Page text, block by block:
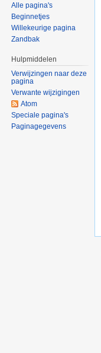
Alle pagina's
Beginnetjes
Willekeurige pagina
Zandbak
Hulpmiddelen
Verwijzingen naar deze
pagina
Verwante wijzigingen
Atom
Speciale pagina's
Paginagegevens